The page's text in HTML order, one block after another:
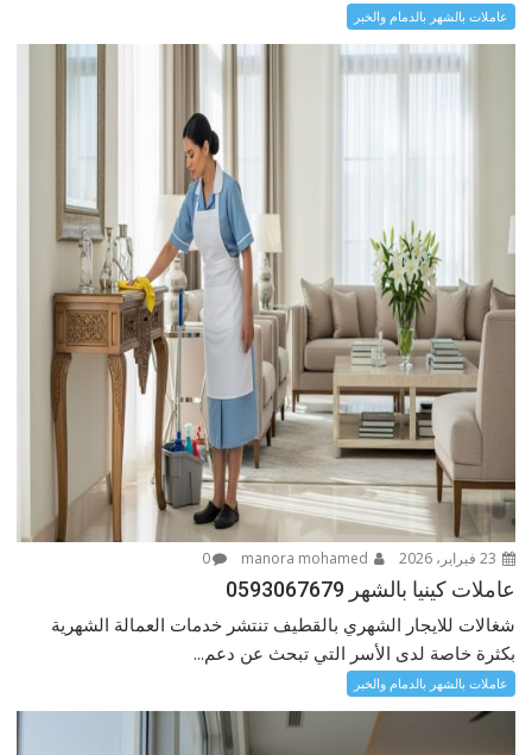
عاملات بالشهر بالدمام والخبر
0
عاملات كينيا بالشهر 0593067679
شغالات للايجار الشهري بالقطيف تنتشر خدمات العمالة الشهرية
بكثرة خاصة لدى الأسر التي تبحث عن دعم...
عاملات بالشهر بالدمام والخبر